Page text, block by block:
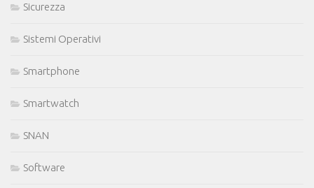
Sicurezza
Sistemi Operativi
Smartphone
Smartwatch
SNAN
Software